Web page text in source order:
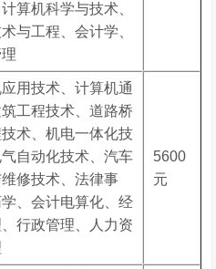
算机科学与技术、
与工程、会计学、
用技术、计算机通
工程技术、道路桥
术、机电一体化技
自动化技术、汽车
修技术、法律事
、会计电算化、经
行政管理、人力资
5600
元